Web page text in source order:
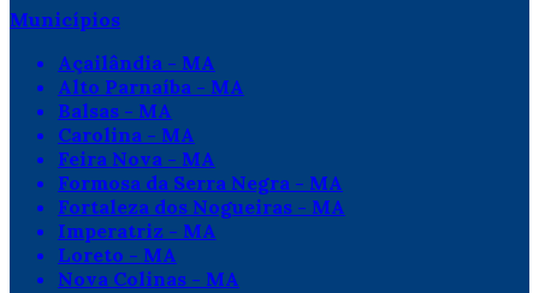
Municípios
Açailândia - MA
Alto Parnaíba - MA
Balsas - MA
Carolina - MA
Feira Nova - MA
Formosa da Serra Negra - MA
Fortaleza dos Nogueiras - MA
Imperatriz - MA
Loreto - MA
Nova Colinas - MA